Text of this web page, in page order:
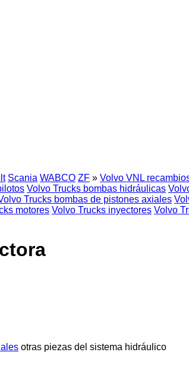
Scania WABCO ZF » Volvo VNL
Volvo Trucks bombas hidráulicas
Trucks bombas de pistones axiales
motores Volvo Trucks inyectores Volvo
otras piezas del sistema hidráulico